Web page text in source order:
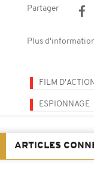
Partager
Plus
FILM D'ACTION
ESPIONNAGE
ARTICLES